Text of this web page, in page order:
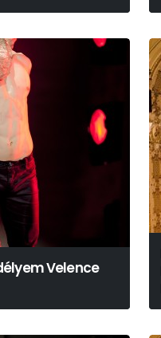
Velence